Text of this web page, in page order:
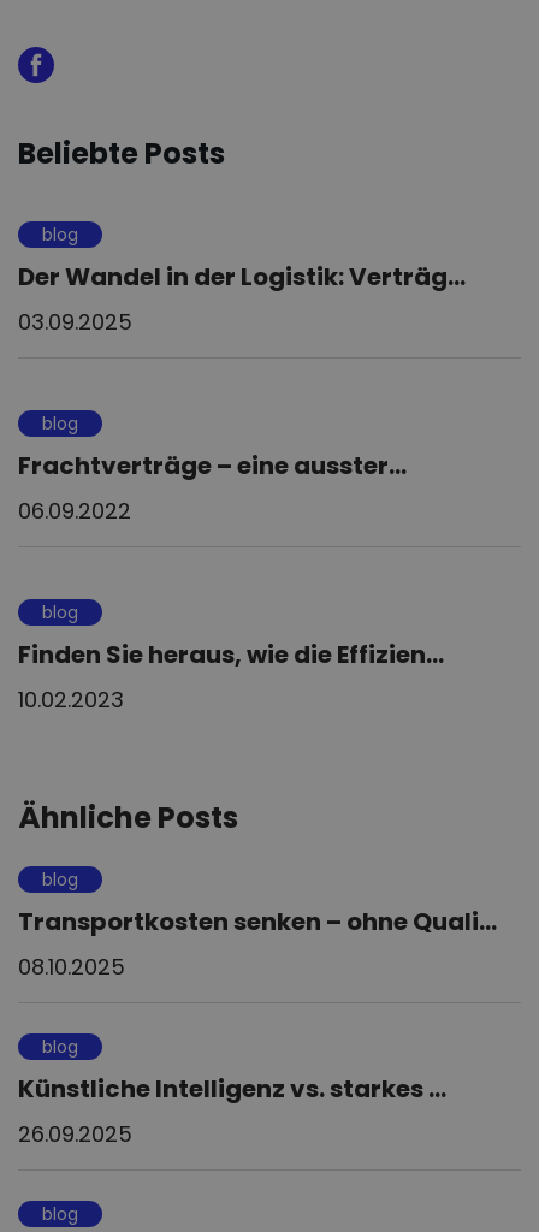
Beliebte Posts
blog
Der Wandel in der Logistik: Verträg...
03.09.2025
blog
Frachtverträge – eine ausster...
06.09.2022
blog
Finden Sie heraus, wie die Effizien...
10.02.2023
Ähnliche Posts
blog
Transportkosten senken – ohne Quali...
08.10.2025
blog
Künstliche Intelligenz vs. starkes ...
26.09.2025
blog